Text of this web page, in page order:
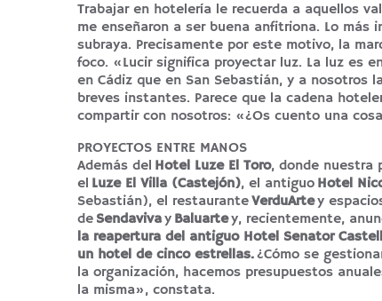
Trabajar en hotelería le recuerda a aquellos
me enseñaron a ser buena anfitriona. Lo
subraya. Precisamente por este motivo, la
foco. «Lucir significa proyectar luz. La luz es
en Cádiz que en San Sebastián, y a nosotros
breves instantes. Parece que la cadena
compartir con nosotros: «¿Os cuento una
PROYECTOS ENTRE MANOS
Además del Hotel Luze El Toro, donde nuestra
el Luze El Villa (Castejón), el antiguo Hotel
Sebastián), el restauranteVerduArtey
de Sendavivay Baluartey, recientemente,
la reapertura del antiguo Hotel Senator
un hotel de cinco estrellas.¿Cómo se
la organización, hacemos presupuestos
la misma», constata.